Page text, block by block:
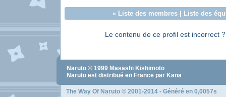
« Liste des membres| Liste des
Le contenu de ce profil est incorrect
Naruto © 1999 Masashi Kishimoto
Naruto est distribué en France par Kana
The Way Of Naruto © 2001-2014 - Généré en 0,0057s